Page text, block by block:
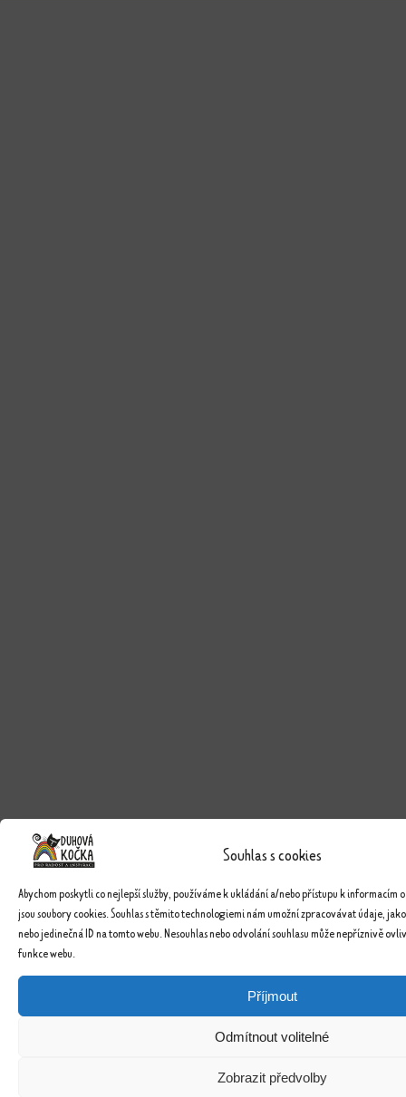
Souhlas s cookies
Abychom poskytli co nejlepší služby, používáme k ukládání a/nebo přístupu k informacím
jsou soubory cookies. Souhlas s těmito technologiemi nám umožní zpracovávat údaje,
nebo jedinečná ID na tomto webu. Nesouhlas nebo odvolání souhlasu může nepříznivě
funkce webu.
Příjmout
Odmítnout volitelné
Zobrazit předvolby